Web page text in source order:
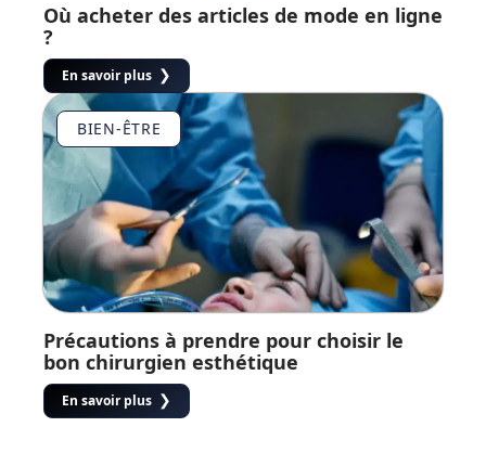
Où acheter des articles de mode en ligne
?
En savoir plus
BIEN-ÊTRE
Précautions à prendre pour choisir le
bon chirurgien esthétique
En savoir plus